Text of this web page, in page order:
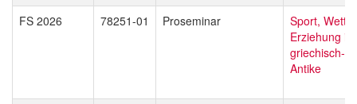
FS 2026 78251-01 Proseminar
Sport,
Erziehung in
griechisch-
Antike